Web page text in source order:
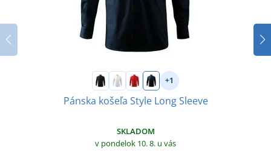
+1
Pánska košeľa Style Long Sleeve
SKLADOM
v pondelok 10. 8. u vás